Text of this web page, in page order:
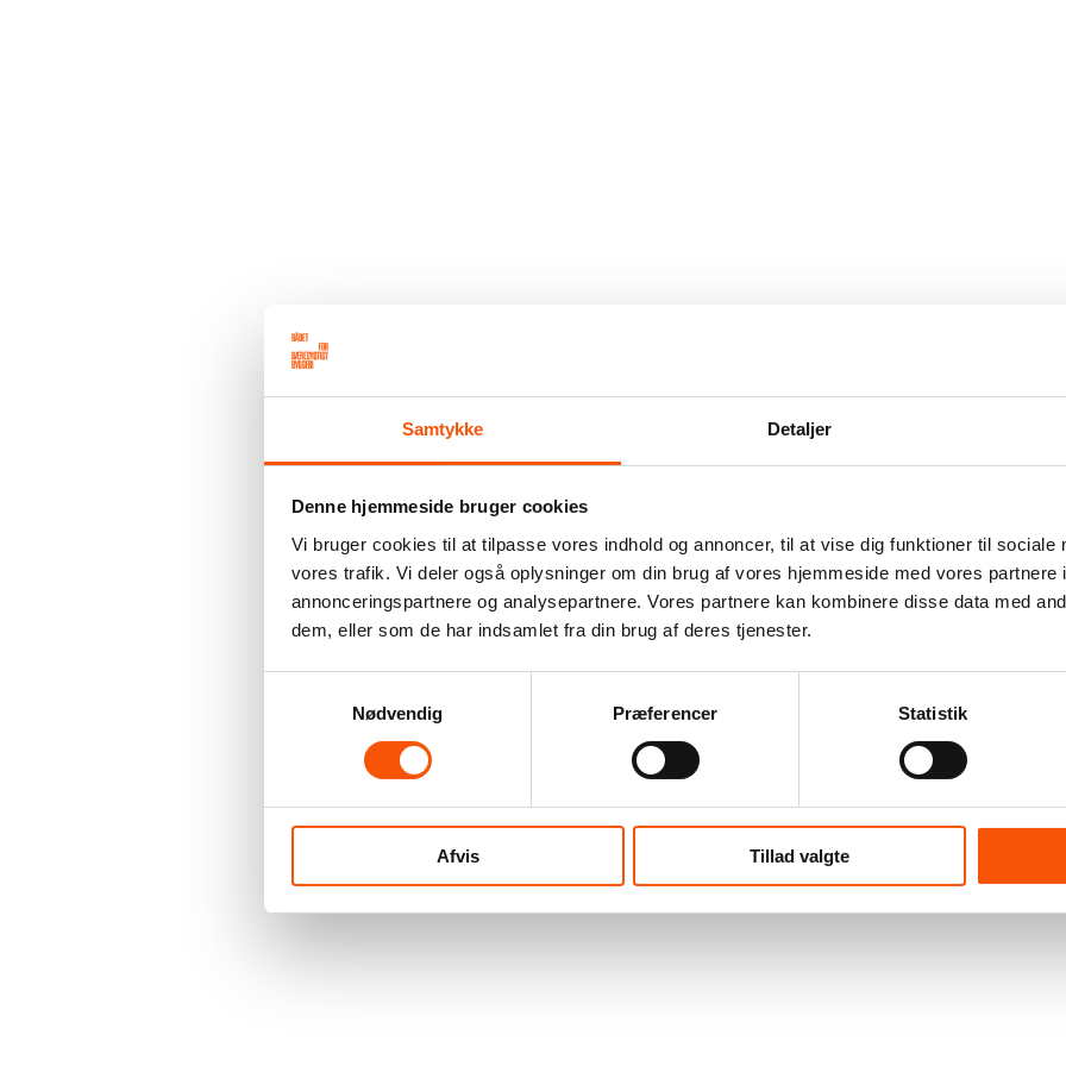
Samtykke Detaljer
Denne hjemmeside bruger cookies
Vi bruger cookies til at tilpasse vores indhold og annoncer, til at vise dig funktioner til sociale
vores trafik. Vi deler også oplysninger om din brug af vores hjemmeside med vores partnere
annonceringspartnere og analysepartnere. Vores partnere kan kombinere disse data med
dem, eller som de har indsamlet fra din brug af deres tjenester.
Nødvendig
Præferencer Statistik
Afvis Tillad valgte